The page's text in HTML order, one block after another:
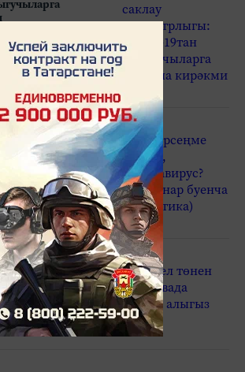
коронавирус?
статистика)
каршы